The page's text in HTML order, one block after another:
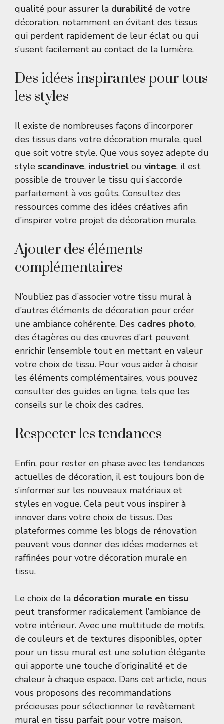
qualité pour assurer la durabilité de votre
décoration, notamment en évitant des tissus
qui perdent rapidement de leur éclat ou qui
s’usent facilement au contact de la lumière.
Des idées inspirantes pour tous
les styles
Il existe de nombreuses façons d’incorporer
des tissus dans votre décoration murale, quel
que soit votre style. Que vous soyez adepte du
style scandinave, industriel ou vintage, il est
possible de trouver le tissu qui s’accorde
parfaitement à vos goûts. Consultez des
ressources comme des idées créatives afin
d’inspirer votre projet de décoration murale.
Ajouter des éléments
complémentaires
N’oubliez pas d’associer votre tissu mural à
d’autres éléments de décoration pour créer
une ambiance cohérente. Des cadres photo,
des étagères ou des œuvres d’art peuvent
enrichir l’ensemble tout en mettant en valeur
votre choix de tissu. Pour vous aider à choisir
les éléments complémentaires, vous pouvez
consulter des guides en ligne, tels que les
conseils sur le choix des cadres.
Respecter les tendances
Enfin, pour rester en phase avec les tendances
actuelles de décoration, il est toujours bon de
s’informer sur les nouveaux matériaux et
styles en vogue. Cela peut vous inspirer à
innover dans votre choix de tissus. Des
plateformes comme les blogs de rénovation
peuvent vous donner des idées modernes et
raffinées pour votre décoration murale en
tissu.
Le choix de la décoration murale en tissu
peut transformer radicalement l’ambiance de
votre intérieur. Avec une multitude de motifs,
de couleurs et de textures disponibles, opter
pour un tissu mural est une solution élégante
qui apporte une touche d’originalité et de
chaleur à chaque espace. Dans cet article, nous
vous proposons des recommandations
précieuses pour sélectionner le revêtement
mural en tissu parfait pour votre maison.